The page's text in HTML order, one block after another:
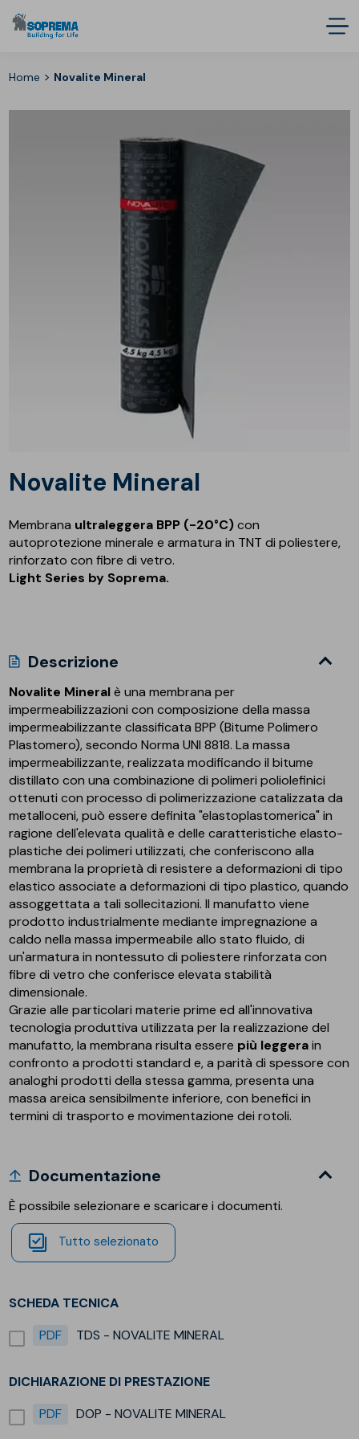
Home > Novalite Mineral
Novalite Mineral
Membrana ultraleggera BPP (-20°C)con
autoprotezione minerale e armatura in TNT di poliestere,
rinforzato con fibre di vetro.
Light Series by Soprema.
Descrizione
Novalite Mineralè una membrana per
impermeabilizzazioni con composizione della massa
impermeabilizzante classificata BPP (Bitume Polimero
Plastomero), secondo Norma UNI 8818. La massa
impermeabilizzante, realizzata modificando il bitume
distillato con una combinazione di polimeri poliolefinici
ottenuti con processo di polimerizzazione catalizzata da
metalloceni, può essere definita "elastoplastomerica" in
ragione dell'elevata qualità e delle caratteristiche elasto-
plastiche dei polimeri utilizzati, che conferiscono alla
membrana la proprietà di resistere a deformazioni di tipo
elastico associate a deformazioni di tipo plastico, quando
assoggettata a tali sollecitazioni. Il manufatto viene
prodotto industrialmente mediante impregnazione a
caldo nella massa impermeabile allo stato fluido, di
un'armatura in nontessuto di poliestere rinforzata con
fibre di vetro che conferisce elevata stabilità
dimensionale.
Grazie alle particolari materie prime ed all'innovativa
tecnologia produttiva utilizzata per la realizzazione del
manufatto, la membrana risulta essere più leggerain
confronto a prodotti standard e, a parità di spessore con
analoghi prodotti della stessa gamma, presenta una
massa areica sensibilmente inferiore, con benefici in
termini di trasporto e movimentazione dei rotoli.
Documentazione
È possibile selezionare e scaricare i documenti.
Tutto selezionato
SCHEDA TECNICA
PDF
TDS - NOVALITE MINERAL
DICHIARAZIONE DI PRESTAZIONE
PDF
DOP - NOVALITE MINERAL